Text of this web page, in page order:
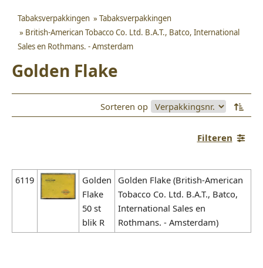
Tabaksverpakkingen » Tabaksverpakkingen
» British-American Tobacco Co. Ltd. B.A.T., Batco, International
Sales en Rothmans. - Amsterdam
Golden Flake
Sorteren op
Filteren
6119
Golden
Flake
50 st
blik R
Golden Flake (British-American
Tobacco Co. Ltd. B.A.T., Batco,
International Sales en
Rothmans. - Amsterdam)